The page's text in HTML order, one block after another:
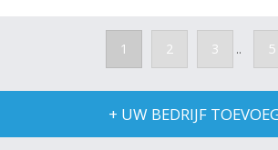
1 2 3 .. 5
+ UW BEDRIJF